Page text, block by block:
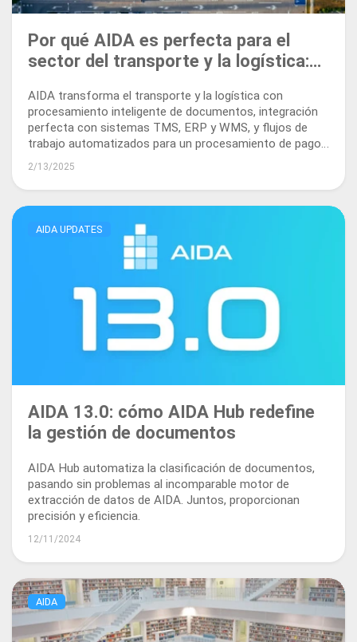
Por qué AIDA es perfecta para el
sector del transporte y la logística:
escalabilidad
AIDA transforma el transporte y la logística con
procesamiento inteligente de documentos, integración
perfecta con sistemas TMS, ERP y WMS, y flujos de
trabajo automatizados para un procesamiento de pagos
más rápido.
2/13/2025
AIDA UPDATES
AIDA 13.0: cómo AIDA Hub redefine
la gestión de documentos
AIDA Hub automatiza la clasificación de documentos,
pasando sin problemas al incomparable motor de
extracción de datos de AIDA. Juntos, proporcionan
precisión y eficiencia.
12/11/2024
AIDA